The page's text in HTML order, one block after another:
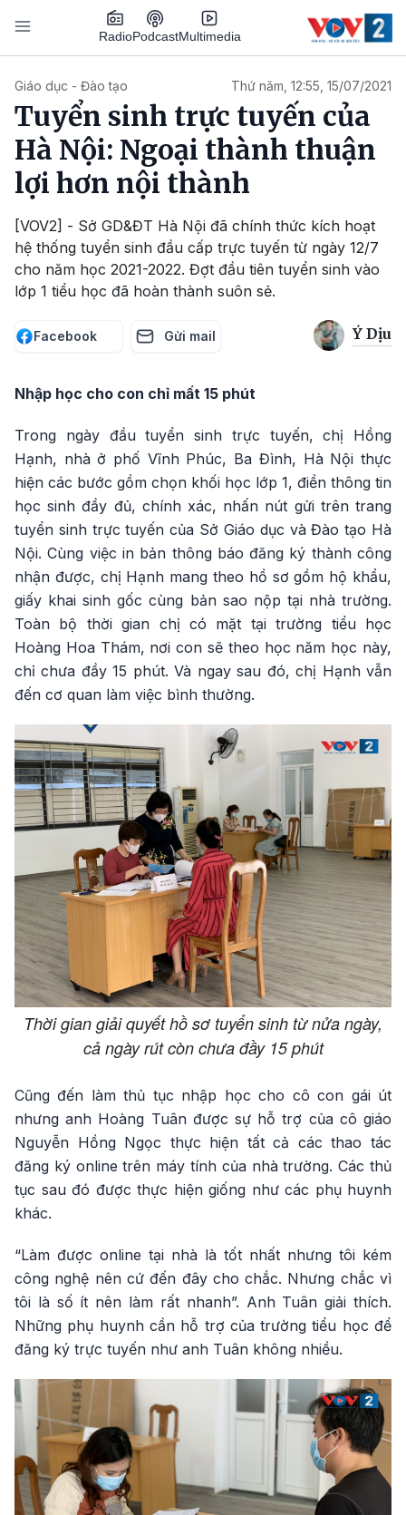
Nhảy đến nội dung
RadioPodcastMultimedia
Giáo dục - Đào tạo Thứ năm, 12:55, 15/07/2021
Tuyển sinh trực tuyến của
Hà Nội: Ngoại thành thuận
lợi hơn nội thành
[VOV2] - Sở GD&ĐT Hà Nội đã chính thức kích hoạt
hệ thống tuyển sinh đầu cấp trực tuyến từ ngày 12/7
cho năm học 2021-2022. Đợt đầu tiên tuyển sinh vào
lớp 1 tiểu học đã hoàn thành suôn sẻ.
Facebook Gửi mail Ý Dịu
Nhập học cho con chỉ mất 15 phút
Trong ngày đầu tuyển sinh trực tuyến, chị Hồng
Hạnh, nhà ở phố Vĩnh Phúc, Ba Đình, Hà Nội thực
hiện các bước gồm chọn khối học lớp 1, điền thông tin
học sinh đầy đủ, chính xác, nhấn nút gửi trên trang
tuyển sinh trực tuyến của Sở Giáo dục và Đào tạo Hà
Nội. Cùng việc in bản thông báo đăng ký thành công
nhận được, chị Hạnh mang theo hồ sơ gồm hộ khẩu,
giấy khai sinh gốc cùng bản sao nộp tại nhà trường.
Toàn bộ thời gian chị có mặt tại trường tiểu học
Hoàng Hoa Thám, nơi con sẽ theo học năm học này,
chỉ chưa đầy 15 phút. Và ngay sau đó, chị Hạnh vẫn
đến cơ quan làm việc bình thường.
Thời gian giải quyết hồ sơ tuyển sinh từ nửa ngày,
cả ngày rút còn chưa đầy 15 phút
Cũng đến làm thủ tục nhập học cho cô con gái út
nhưng anh Hoàng Tuân được sự hỗ trợ của cô giáo
Nguyễn Hồng Ngọc thực hiện tất cả các thao tác
đăng ký online trên máy tính của nhà trường. Các thủ
tục sau đó được thực hiện giống như các phụ huynh
khác.
“Làm được online tại nhà là tốt nhất nhưng tôi kém
công nghệ nên cứ đến đây cho chắc. Nhưng chắc vì
tôi là số ít nên làm rất nhanh”. Anh Tuân giải thích.
Những phụ huynh cần hỗ trợ của trường tiểu học để
đăng ký trực tuyến như anh Tuân không nhiều.